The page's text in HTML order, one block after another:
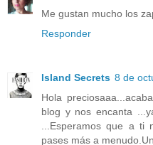
Me gustan mucho los
Responder
Island Secrets 8 de
Hola
blog y nos encanta
...Esperamos que a
pases más a